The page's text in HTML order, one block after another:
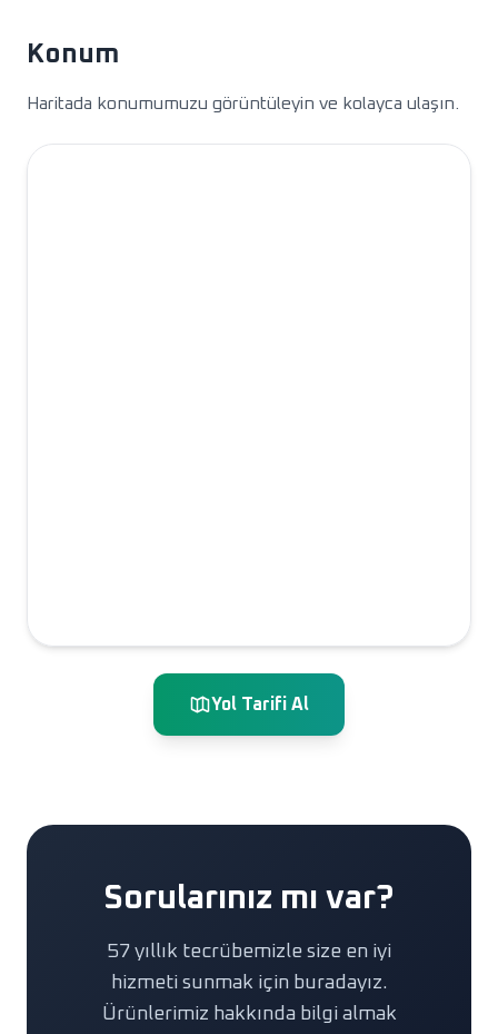
Konum
Haritada konumumuzu görüntüleyin ve kolayca ulaşın.
Yol Tarifi Al
Sorularınız mı var?
57 yıllık tecrübemizle size en iyi
hizmeti sunmak için buradayız.
Ürünlerimiz hakkında bilgi almak